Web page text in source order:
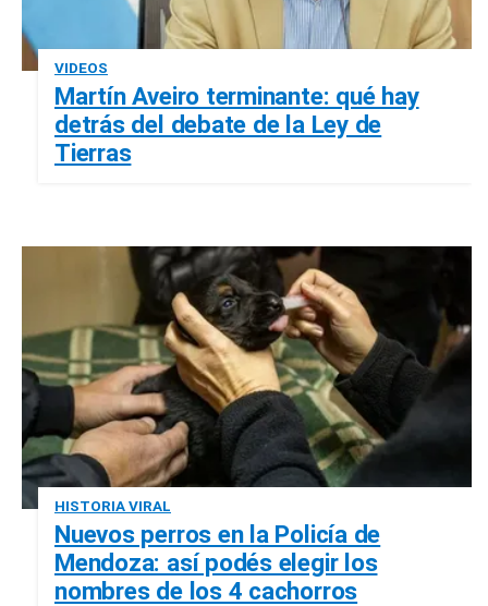
VIDEOS
Martín Aveiro terminante: qué hay
detrás del debate de la Ley de
Tierras
HISTORIA VIRAL
Nuevos perros en la Policía de
Mendoza: así podés elegir los
nombres de los 4 cachorros